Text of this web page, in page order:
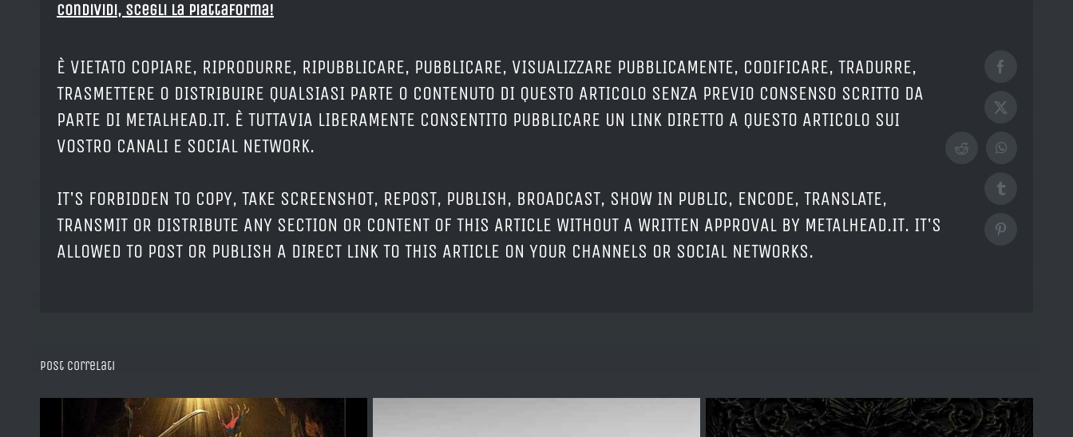
Condividi, Scegli la piattaforma!
È VIETATO COPIARE, RIPRODURRE, RIPUBBLICARE, PUBBLICARE, VISUALIZZARE PUBBLICAMENTE, CODIFICARE, TRADURRE,
TRASMETTERE O DISTRIBUIRE QUALSIASI PARTE O CONTENUTO DI QUESTO ARTICOLO SENZA PREVIO CONSENSO SCRITTO DA
PARTE DI METALHEAD.IT. È TUTTAVIA LIBERAMENTE CONSENTITO PUBBLICARE UN LINK DIRETTO A QUESTO ARTICOLO SUI
VOSTRO CANALI E SOCIAL NETWORK.
IT'S FORBIDDEN TO COPY, TAKE SCREENSHOT, REPOST, PUBLISH, BROADCAST, SHOW IN PUBLIC, ENCODE, TRANSLATE,
TRANSMIT OR DISTRIBUTE ANY SECTION OR CONTENT OF THIS ARTICLE WITHOUT A WRITTEN APPROVAL BY METALHEAD.IT. IT'S
ALLOWED TO POST OR PUBLISH A DIRECT LINK TO THIS ARTICLE ON YOUR CHANNELS OR SOCIAL NETWORKS.
Facebook
X
RedditWhatsApp
Tumblr
Pinterest
Post correlati